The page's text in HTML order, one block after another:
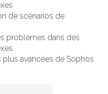
de scénarios de
problèmes dans des
avancées de Sophos